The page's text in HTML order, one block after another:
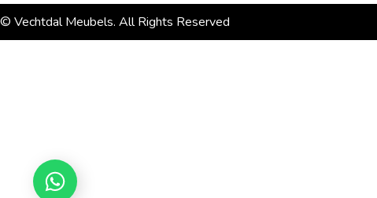
© Vechtdal Meubels. All Rights Reserved
Kan ik je helpen?